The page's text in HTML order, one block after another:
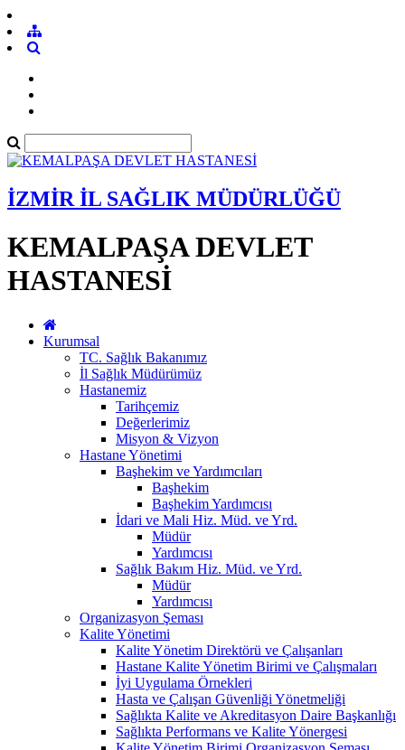
İZMİR İL SAĞLIK MÜDÜRLÜĞÜ
KEMALPAŞA DEVLET
HASTANESİ
Kurumsal
TC. Sağlık Bakanımız
İl Sağlık Müdürümüz
Hastanemiz
Tarihçemiz
Değerlerimiz
Misyon & Vizyon
Hastane Yönetimi
Başhekim ve Yardımcıları
Başhekim
Başhekim Yardımcısı
İdari ve Mali Hiz. Müd. ve Yrd.
Müdür
Yardımcısı
Sağlık Bakım Hiz. Müd. ve Yrd.
Müdür
Yardımcısı
Organizasyon Şeması
Kalite Yönetimi
Kalite Yönetim Direktörü ve Çalışanları
Hastane Kalite Yönetim Birimi ve Çalışmaları
İyi Uygulama Örnekleri
Hasta ve Çalışan Güvenliği Yönetmeliği
Sağlıkta Kalite ve Akreditasyon Daire Başkanlığı
Sağlıkta Performans ve Kalite Yönergesi